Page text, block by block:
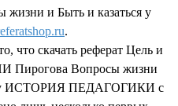
и Быть и казаться у
.
что скачать реферат Цель и
Пирогова Вопросы жизни
ИСТОРИЯ ПЕДАГОГИКИ с